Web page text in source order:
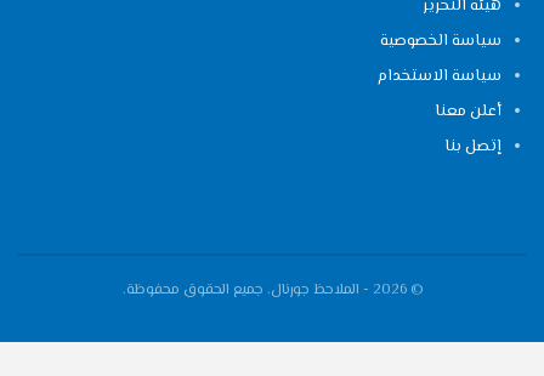
هيئة التحرير
سياسة الخصوصية
سياسة الاستخدام
أعلن معنا
إتصل بنا
© 2026 - الملاحظ جورنال. جميع الحقوق محفوظة.